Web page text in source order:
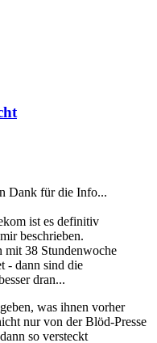
Dank für die Info...
ist es definitiv
beschrieben.
mit 38 Stundenwoche
- dann sind die
dran...
was ihnen vorher
nur von der Blöd-Presse
so versteckt